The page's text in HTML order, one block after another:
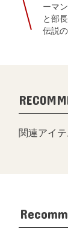
ーマ
と部
伝説
関連アイ